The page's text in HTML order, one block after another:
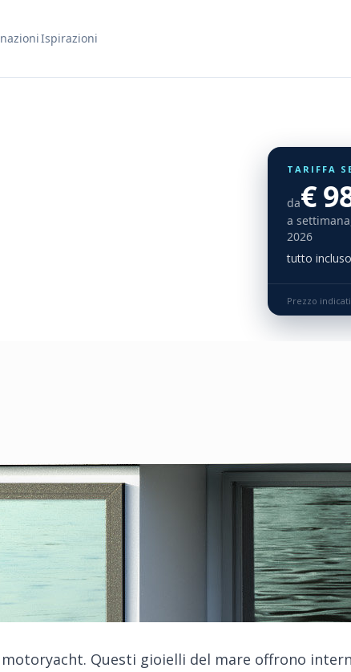
Ispirazioni
TARIFFA
da€
a
2026
tutto
Prezzo
Questi gioielli del mare offrono